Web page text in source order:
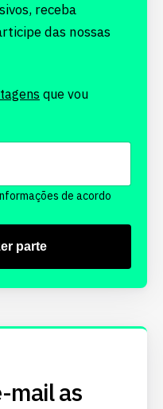
receba
das nossas
que vou
de acordo
parte
mail as